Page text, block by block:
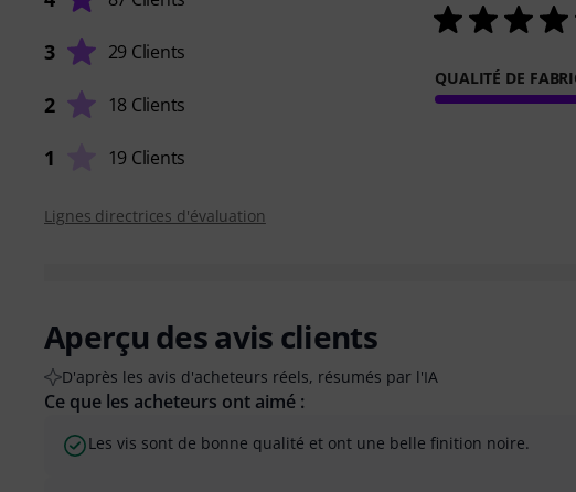
3 29 Clients
2 18 Clients
1 19 Clients
QUALITÉ DE
Lignes directrices d'évaluation
Aperçu des avis clients
D'après les avis d'acheteurs réels, résumés par l'IA
Ce que les acheteurs ont aimé :
Les vis sont de bonne qualité et ont une belle finition noire.